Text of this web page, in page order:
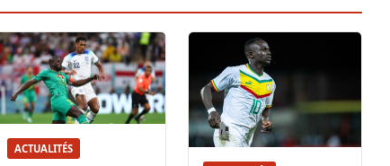
ACTUALITÉS